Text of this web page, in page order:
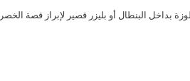
بداخل البنطال أو بليزر قصير لإبراز قصة